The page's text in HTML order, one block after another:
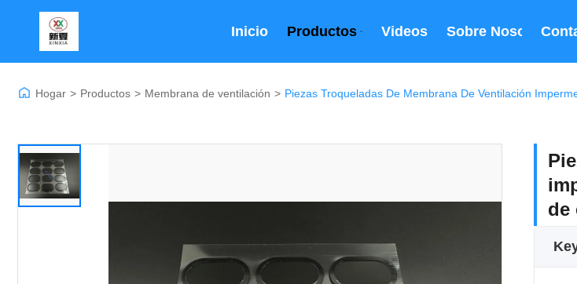
Inicio Productos Videos Sobre Nosotros
Hogar > Productos > Membrana de ventilación > Piezas Troqueladas De Membrana De Ventilación
de